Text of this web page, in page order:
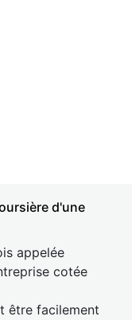
d'une
appelée
cotée
être facilement